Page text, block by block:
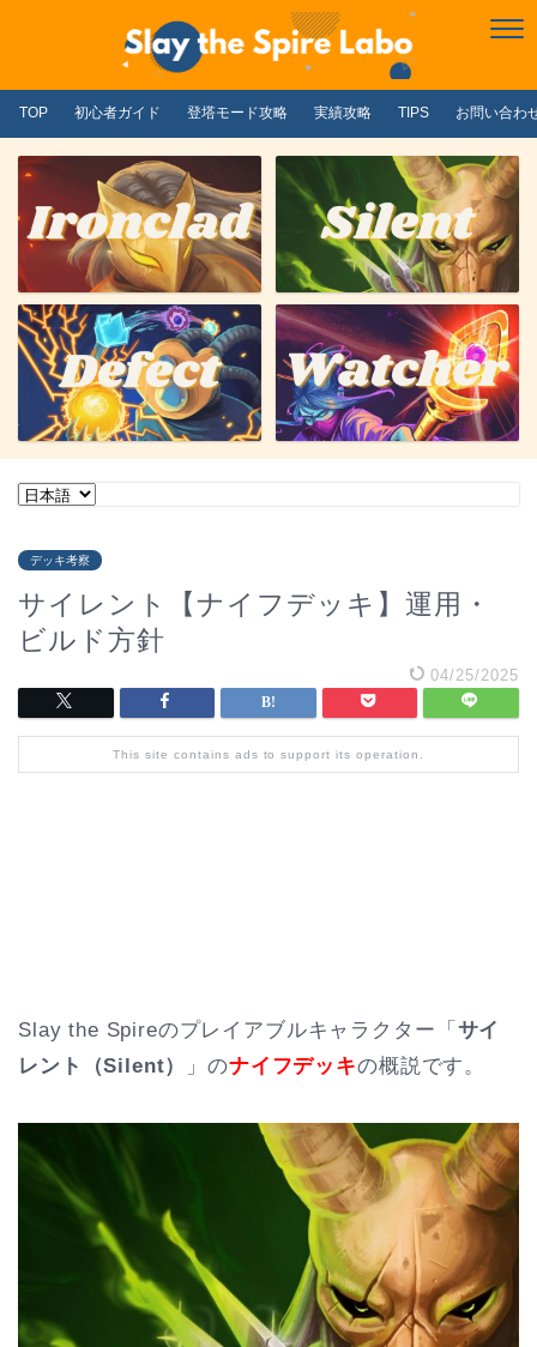
TOP 初心者ガイド 登塔モード攻略 実績攻略 TIPS お問い合わ
デッキ考察
サイレント【ナイフデッキ】運用・
ビルド方針
04/25/2025
This site contains ads to support its operation.
Slay the Spireのプレイアブルキャラクター「 サイ
レント（Silent）
」のナイフデッキの概説です。